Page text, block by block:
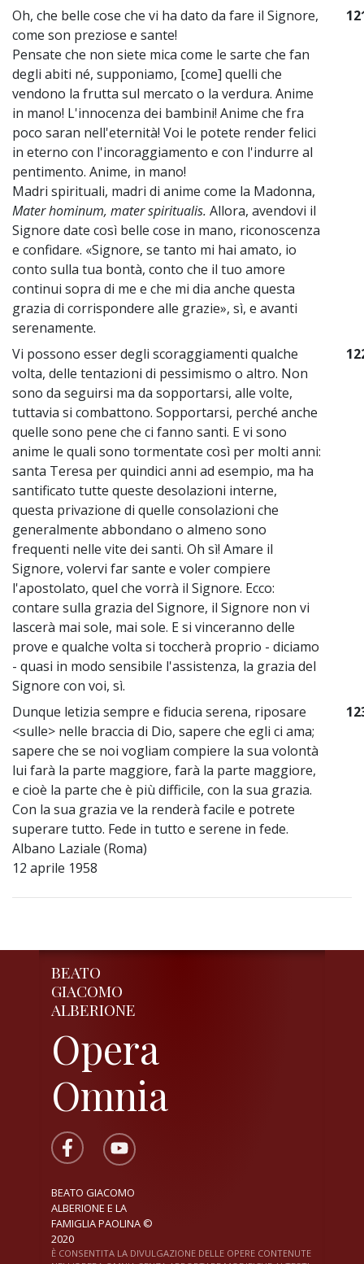
Oh, che belle cose che vi ha dato da fare il Signore,
come son preziose e sante!
Pensate che non siete mica come le sarte che fan
degli abiti né, supponiamo, [come] quelli che
vendono la frutta sul mercato o la verdura. Anime
in mano! L'innocenza dei bambini! Anime che fra
poco saran nell'eternità! Voi le potete render felici
in eterno con l'incoraggiamento e con l'indurre al
pentimento. Anime, in mano!
Madri spirituali, madri di anime come la Madonna,
Mater hominum, mater spiritualis. Allora, avendovi il
Signore date così belle cose in mano, riconoscenza
e confidare. «Signore, se tanto mi hai amato, io
conto sulla tua bontà, conto che il tuo amore
continui sopra di me e che mi dia anche questa
grazia di corrispondere alle grazie», sì, e avanti
serenamente.
Vi possono esser degli scoraggiamenti qualche
volta, delle tentazioni di pessimismo o altro. Non
sono da seguirsi ma da sopportarsi, alle volte,
tuttavia si combattono. Sopportarsi, perché anche
quelle sono pene che ci fanno santi. E vi sono
anime le quali sono tormentate così per molti anni:
santa Teresa per quindici anni ad esempio, ma ha
santificato tutte queste desolazioni interne,
questa privazione di quelle consolazioni che
generalmente abbondano o almeno sono
frequenti nelle vite dei santi. Oh sì! Amare il
Signore, volervi far sante e voler compiere
l'apostolato, quel che vorrà il Signore. Ecco:
contare sulla grazia del Signore, il Signore non vi
lascerà mai sole, mai sole. E si vinceranno delle
prove e qualche volta si toccherà proprio - diciamo
- quasi in modo sensibile l'assistenza, la grazia del
Signore con voi, sì.
Dunque letizia sempre e fiducia serena, riposare
<sulle> nelle braccia di Dio, sapere che egli ci ama;
sapere che se noi vogliam compiere la sua volontà
lui farà la parte maggiore, farà la parte maggiore,
e cioè la parte che è più difficile, con la sua grazia.
Con la sua grazia ve la renderà facile e potrete
superare tutto. Fede in tutto e serene in fede.
Albano Laziale (Roma)
12 aprile 1958
BEATO
GIACOMO
ALBERIONE
Opera
Omnia
BEATO GIACOMO
ALBERIONE E LA
FAMIGLIA PAOLINA ©
2020
È CONSENTITA LA DIVULGAZIONE DELLE OPERE CONTENUTE